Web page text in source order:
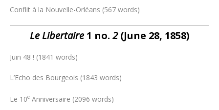
Conflit à la Nouvelle-Orléans (567 words)
Le Libertaire1 no. 2(June 28, 1858)
Juin 48 ! (1841 words)
L’Echo des Bourgeois (1843 words)
Le 10e Anniversaire (2096 words)